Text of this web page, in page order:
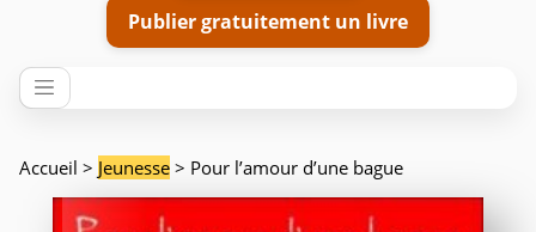
Publier gratuitement un livre
Accueil > Jeunesse > Pour l’amour d’une bague